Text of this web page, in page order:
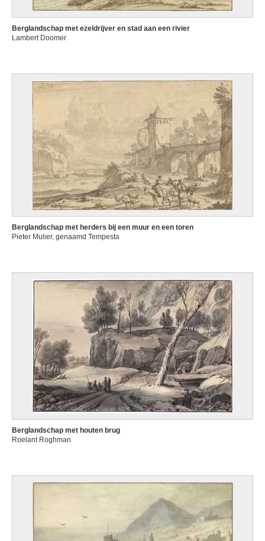
Berglandschap met ezeldrijver en stad aan een rivier
Lambert Doomer
Berglandschap met herders bij een muur en een toren
Pieter Mulier, genaamd Tempesta
Berglandschap met houten brug
Roelant Roghman